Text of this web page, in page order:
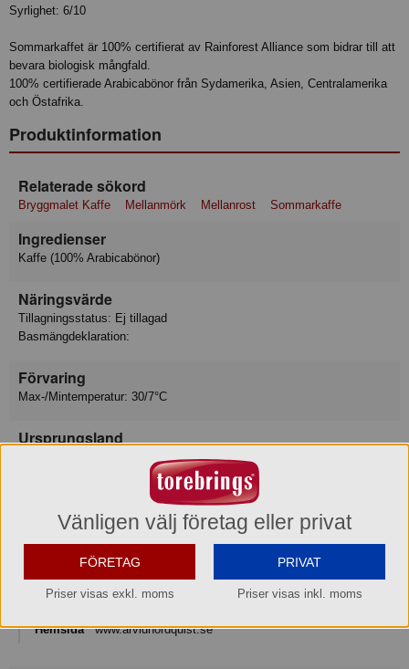
Syrlighet: 6/10
Sommarkaffet är 100% certifierat av Rainforest Alliance som bidrar till att
bevara biologisk mångfald.
100% certifierade Arabicabönor från Sydamerika, Asien, Centralamerika
och Östafrika.
Produktinformation
Relaterade sökord
Bryggmalet Kaffe Mellanmörk Mellanrost Sommarkaffe
Ingredienser
Kaffe (100% Arabicabönor)
Näringsvärde
Tillagningsstatus: Ej tillagad
Basmängdeklaration:
Förvaring
Max-/Mintemperatur: 30/7°C
Ursprungsland
Arvid Nordquist
Konsumentkontakt
Arvid Nordquist HAB
Hemsida
www.arvidnordquist.se
Vänligen välj företag eller privat
FÖRETAG
Priser visas exkl. moms
PRIVAT
Priser visas inkl. moms